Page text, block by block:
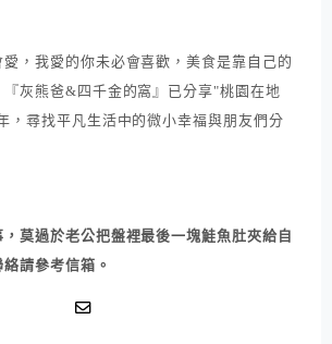
，我愛的你未必會喜歡，美食是靠自己的
『灰熊爸&四千金的窩』已分享"桃園在地
，尋找平凡生活中的微小幸福與朋友們分
莫過於老公把盤裡最後一塊鮭魚肚夾給自
請參考信箱。